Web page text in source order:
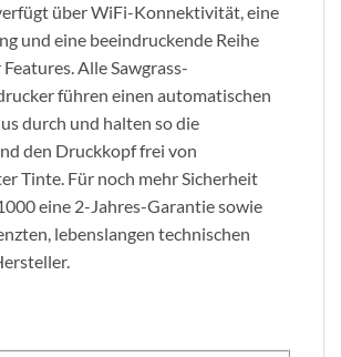
über WiFi-Konnektivität, eine
und eine beeindruckende Reihe
Alle Sawgrass-
führen einen automatischen
durch und halten so die
den Druckkopf frei von
Tinte. Für noch mehr Sicherheit
eine 2-Jahres-Garantie sowie
lebenslangen technischen